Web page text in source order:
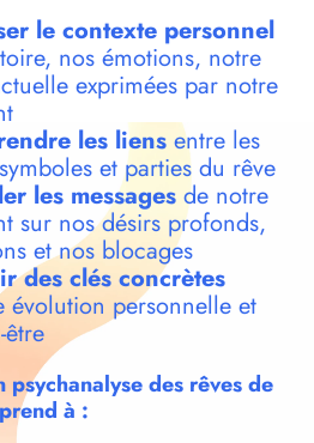
le contexte personnel
nos émotions, notre
exprimées par notre
les liensentre les
et parties du rêve
les messagesde notre
sur nos désirs profonds,
et nos blocages
des clés concrètes
évolution personnelle et
des rêves de
à :